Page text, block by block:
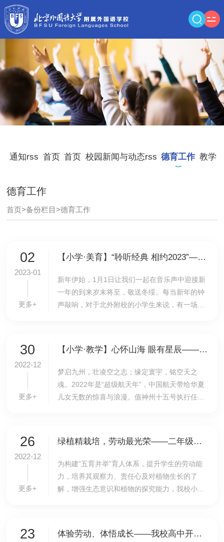
通知rss 首页 首页 校园新闻与动态rss 德育工作 教学
德育工作
首页>备份栏目>德育工作
02
2023-01
更多+
【小学·美育】“聆听经典 相约2023”——2023年维也纳新年音乐会艺术实践活动
​新年伊始，1月1日让我们一起在音乐声中迎接新
一年的到来岁末将至，敬送冬绥。每当新年的钟
声敲响，对于北外附校的小学生来说，有一场绝
30
2022-12
更多+
【小学·教学】心怀山海 眼有星辰——一年级期末线上跨学科闯关活动纪实
梦启九州，壮凌空之志；缘定寰宇，铭空天之
魂。2022年是“超级航天年”，中国航天带给华夏
儿女无数的惊喜与浪漫。值神州十五号执行任务
26
2022-12
更多+
绿植精栽培，劳动最光荣——二年级组织学生开展居家劳动实践活动
​为构建“五育并举”育人体系，提升学生的劳动能
力，培养其观察力、责任心及对植物生长的了
解，增强生态意识和植物的探究能力，我校小学
23 体验劳动、体悟成长——我校高中开展“感恩父母，为爱下厨”活动